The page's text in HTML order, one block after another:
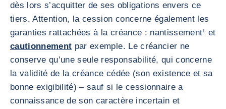
dès lors s’acquitter de ses obligations envers ce
tiers. Attention, la cession concerne également les
garanties rattachées à la créance : nantissement1
et
cautionnement par exemple. Le créancier ne
conserve qu’une seule responsabilité, qui concerne
la validité de la créance cédée (son existence et sa
bonne exigibilité) – sauf si le cessionnaire a
connaissance de son caractère incertain et